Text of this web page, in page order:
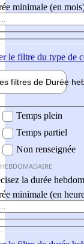
minimale (en
le filtre du type de
filtres de Durée
Temps plein
Temps partiel
Non renseignée
la durée
minimale (en